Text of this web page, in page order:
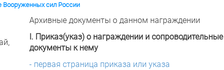
Вооруженных сил России
Архивные документы о данном награждении
I. Приказ(указ) о награждении и сопроводительные
документы к нему
- первая страница приказа или указа